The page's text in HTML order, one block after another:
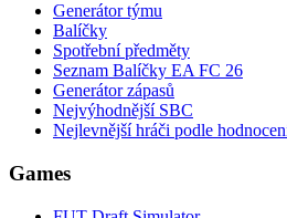
Generátor týmu
Balíčky
Spotřební předměty
Seznam Balíčky EA FC 26
Generátor zápasů
Nejvýhodnější SBC
Nejlevnější hráči podle
Games